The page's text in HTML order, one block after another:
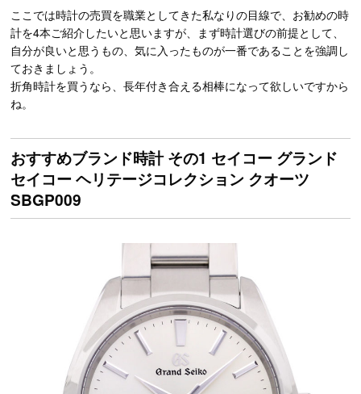
ここでは時計の売買を職業としてきた私なりの目線で、お勧めの時
計を4本ご紹介したいと思いますが、まず時計選びの前提として、
自分が良いと思うもの、気に入ったものが一番であることを強調し
ておきましょう。
折角時計を買うなら、長年付き合える相棒になって欲しいですから
ね。
おすすめブランド時計 その1 セイコー グランド
セイコー ヘリテージコレクション クオーツ
SBGP009